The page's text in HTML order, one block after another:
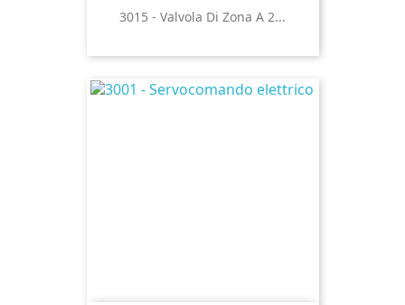
3015 - Valvola Di Zona A 2...